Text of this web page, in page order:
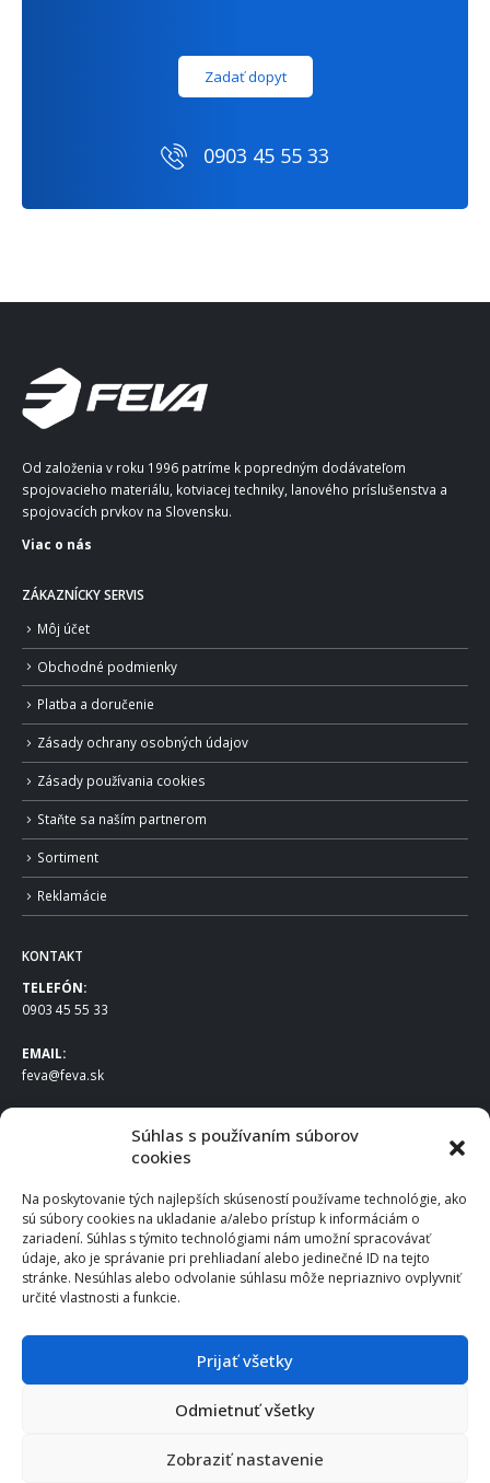
Súhlas s používaním súborov
cookies
Na poskytovanie tých najlepších skúseností používame technológie, ako
sú súbory cookies na ukladanie a/alebo prístup k informáciám o
zariadení. Súhlas s týmito technológiami nám umožní spracovávať
údaje, ako je správanie pri prehliadaní alebo jedinečné ID na tejto
stránke. Nesúhlas alebo odvolanie súhlasu môže nepriaznivo ovplyvniť
určité vlastnosti a funkcie.
Prijať všetky
Odmietnuť všetky
Zobraziť nastavenie
Zadať dopyt
0903 45 55 33
Od založenia v roku 1996 patríme k popredným dodávateľom
spojovacieho materiálu, kotviacej techniky, lanového príslušenstva a
spojovacích prvkov na Slovensku.
Viac o nás
ZÁKAZNÍCKY SERVIS
Môj účet
Obchodné podmienky
Platba a doručenie
Zásady ochrany osobných údajov
Zásady používania cookies
Staňte sa naším partnerom
Sortiment
Reklamácie
KONTAKT
TELEFÓN:
0903 45 55 33
EMAIL:
feva@feva.sk
FEVA Slovakia SK s.r.o.
831 04 Bratislava
IČO: 50922688
DIČ: 2120539388
IČ DPH: SK2120539388
Po – Pia: 8:00 – 16:30